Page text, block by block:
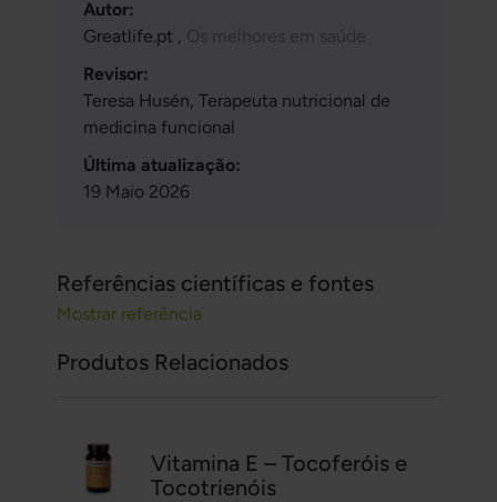
Autor:
Greatlife.pt , Os melhores em saúde
Revisor:
Teresa Husén, Terapeuta nutricional de
medicina funcional
Última atualização:
19 Maio 2026
Referências científicas e fontes
Mostrar referência
Produtos Relacionados
Vitamina E – Tocoferóis e
Tocotrienóis